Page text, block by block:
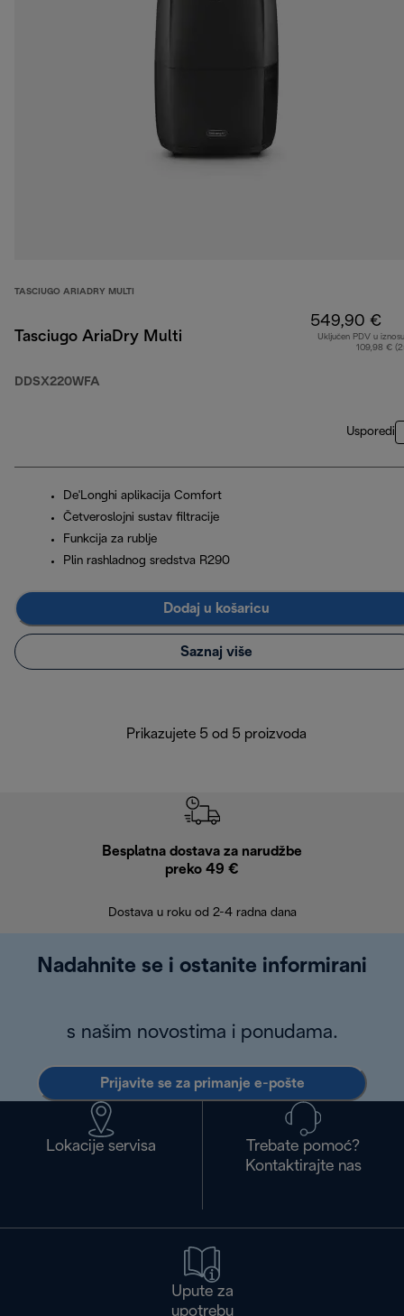
TASCIUGO ARIADRY MULTI
Tasciugo AriaDry Multi
DDSX220WFA
549,90 €
Uključen PDV u
109,98 €
Usporedi
De'Longhi aplikacija Comfort
Četveroslojni sustav filtracije
Funkcija za rublje
Plin rashladnog sredstva R290
Dodaj u košaricu
Saznaj više
Prikazujete 5 od 5 proizvoda
Besplatna dostava za narudžbe
preko 49 €
Dostava u roku od 2-4 radna dana
Nadahnite se i ostanite informirani
s našim novostima i ponudama.
Prijavite se za primanje e-pošte
Lokacije servisa
Trebate pomoć?
Kontaktirajte nas
Upute za
upotrebu